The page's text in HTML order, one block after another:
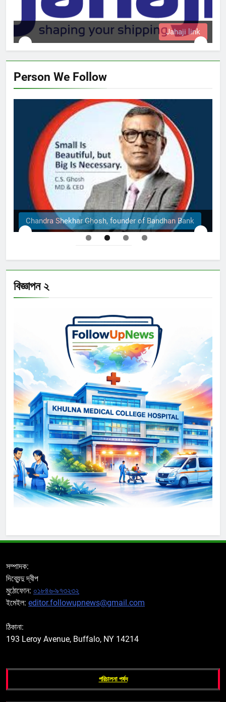
Jahaji link
Person We Follow
Chandra Shekhar Ghosh, founder of Bandhan Bank
বিজ্ঞাপন ২
সম্পাদক:
দিব্যেন্দু দ্বীপ
মুঠোফোন: ০১৮৪৬-৯৭৩২৩২
ইমেইল: editor.followupnews@gmail.com
ঠিকানা:
193 Leroy Avenue, Buffalo, NY 14214
পরিচালনা পর্ষদ